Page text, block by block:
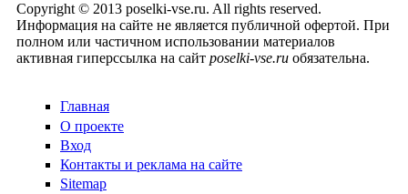
Copyright © 2013 poselki-vse.ru. All rights reserved.
Информация на сайте не является публичной офертой. При
полном или частичном использовании материалов
активная гиперссылка на сайт poselki-vse.ru​ обязательна.
Главная
О проекте
Вход
Контакты и реклама на сайте
Sitemap